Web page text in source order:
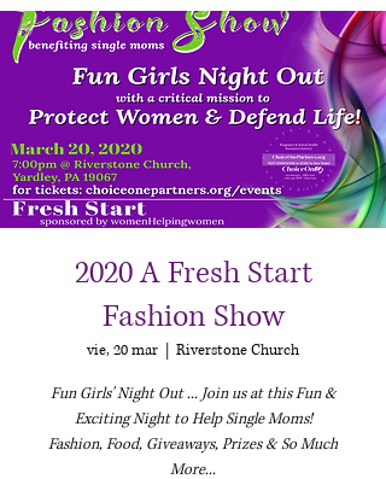
2020 A Fresh Start
Fashion Show
vie, 20 mar Riverstone Church
Fun Girls' Night Out ... Join us at this Fun &
Exciting Night to Help Single Moms!
Fashion, Food, Giveaways, Prizes & So Much
More...